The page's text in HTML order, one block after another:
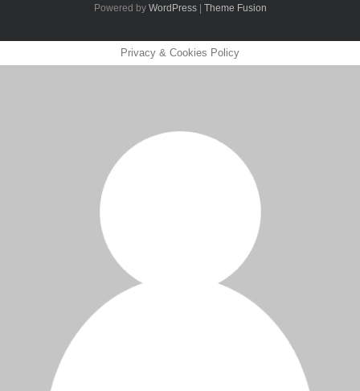
Powered by WordPress| Theme Fusion
Privacy & Cookies Policy